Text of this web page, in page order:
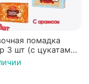
помадка
с арахисом)